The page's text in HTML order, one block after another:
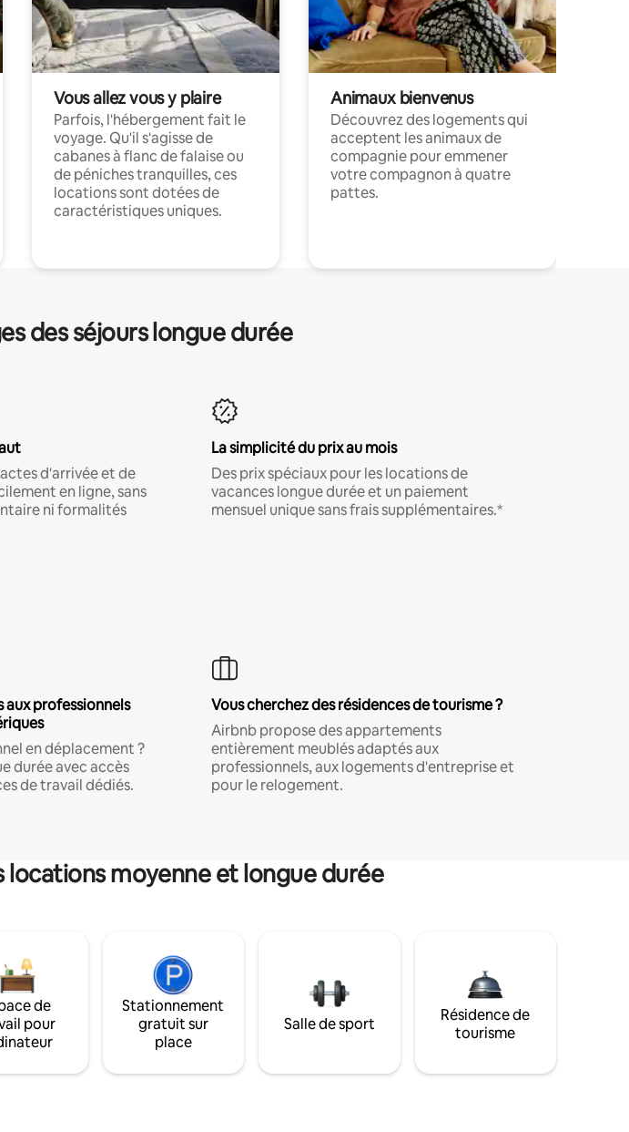
Vous allez vous y plaire
Parfois, l'hébergement fait le
voyage. Qu'il s'agisse de
cabanes à flanc de falaise ou
de péniches tranquilles, ces
locations sont dotées de
caractéristiques uniques.
Animaux bienvenus
Découvrez des logements qui
acceptent les animaux de
compagnie pour emmener
votre compagnon à quatre
pattes.
des séjours longue durée
d'arrivée et de
en ligne, sans
ni formalités
La simplicité du prix au mois
Des prix spéciaux pour les locations de
vacances longue durée et un paiement
mensuel unique sans frais supplémentaires.*
aux professionnels
en déplacement ?
durée avec accès
de travail dédiés.
Vous cherchez des résidences de tourisme ?
Airbnb propose des appartements
entièrement meublés adaptés aux
professionnels, aux logements d'entreprise et
pour le relogement.
moyenne et longue durée
de
pour
Stationnement
gratuit sur
place
Salle de sport
Résidence de
tourisme